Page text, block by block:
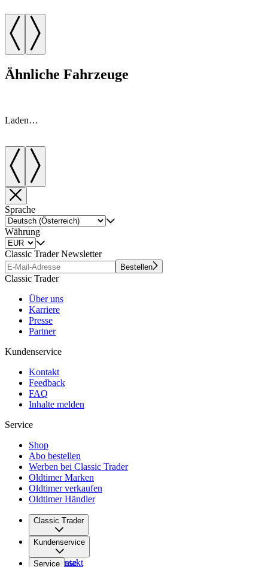
Ähnliche Fahrzeuge
Laden…
Sprache
Währung
Classic Trader Newsletter
Bestellen
Classic Trader
Über uns
Karriere
Presse
Partner
Kundenservice
Kontakt
Feedback
FAQ
Inhalte melden
Service
Shop
Abo bestellen
Werben bei Classic Trader
Oldtimer Marken
Oldtimer verkaufen
Oldtimer Händler
Classic Trader
Über uns
Karriere
Presse
Kundenservice
Kontakt
Service